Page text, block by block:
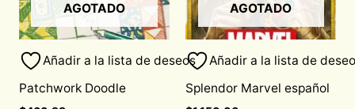
AGOTADO
Añadir a la lista de deseos
Patchwork Doodle
AGOTADO
Añadir a la lista de
Splendor Marvel español